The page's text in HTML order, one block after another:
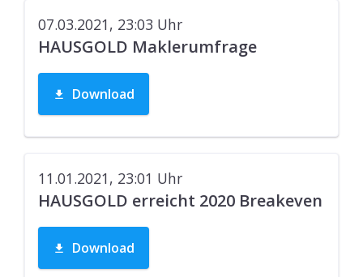
07.03.2021, 23:03 Uhr
HAUSGOLD Maklerumfrage
Download
11.01.2021, 23:01 Uhr
HAUSGOLD erreicht 2020 Breakeven
Download